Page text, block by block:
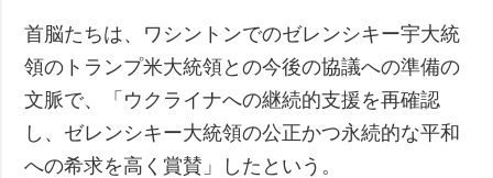
首脳たちは、ワシントンでのゼレンシキー宇大統
領のトランプ米大統領との今後の協議への準備の
文脈で、「ウクライナへの継続的支援を再確認
し、ゼレンシキー大統領の公正かつ永続的な平和
への希求を高く賞賛」したという。